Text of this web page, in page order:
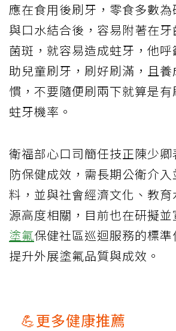
應在食用後刷牙，零食多數為
與口水結合後，容易附著在
菌斑，就容易造成蛀牙，他
助兒童刷牙，刷好刷滿，且
慣，不要隨便刷兩下就算是
蛀牙機率。
衛福部心口司簡任技正陳少
防保健成效，需長期公衛介
料，並與社會經濟文化、教
源高度相關，目前也在研擬
塗氟保健社區巡迴服務的標
提升外展塗氟品質與成效。
💪更多健康推薦